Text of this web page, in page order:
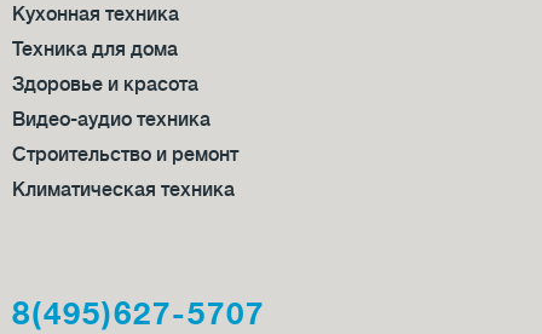
Кухонная техника
Техника для дома
Здоровье и красота
Видео-аудио техника
Строительство и ремонт
Климатическая техника
8(495)627-5707